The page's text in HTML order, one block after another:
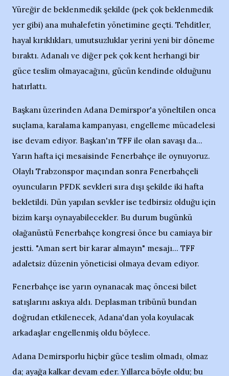
Yüreğir de beklenmedik şekilde (pek çok beklenmedik
yer gibi) ana muhalefetin yönetimine geçti. Tehditler,
hayal kırıklıkları, umutsuzluklar yerini yeni bir döneme
bıraktı. Adanalı ve diğer pek çok kent herhangi bir
güce teslim olmayacağını, gücün kendinde olduğunu
hatırlattı.
Başkanı üzerinden Adana Demirspor'a yöneltilen onca
suçlama, karalama kampanyası, engelleme mücadelesi
ise devam ediyor. Başkan'ın TFF ile olan savaşı da...
Yarın hafta içi mesaisinde Fenerbahçe ile oynuyoruz.
Olaylı Trabzonspor maçından sonra Fenerbahçeli
oyuncuların PFDK sevkleri sıra dışı şekilde iki hafta
bekletildi. Dün yapılan sevkler ise tedbirsiz olduğu için
bizim karşı oynayabilecekler. Bu durum bugünkü
olağanüstü Fenerbahçe kongresi önce bu camiaya bir
jestti. "Aman sert bir karar almayın" mesajı... TFF
adaletsiz düzenin yöneticisi olmaya devam ediyor.
Fenerbahçe ise yarın oynanacak maç öncesi bilet
satışlarını askıya aldı. Deplasman tribünü bundan
doğrudan etkilenecek, Adana'dan yola koyulacak
arkadaşlar engellenmiş oldu böylece.
Adana Demirsporlu hiçbir güce teslim olmadı, olmaz
da; ayağa kalkar devam eder. Yıllarca böyle oldu; bu